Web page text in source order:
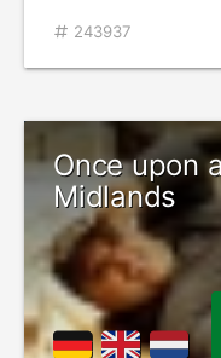
243937
Once upon
Midlands